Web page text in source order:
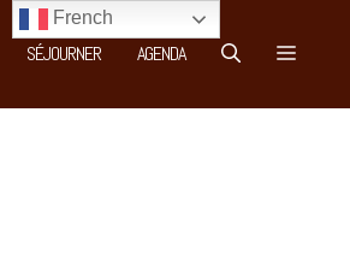
SÉJOURNER AGENDA
French